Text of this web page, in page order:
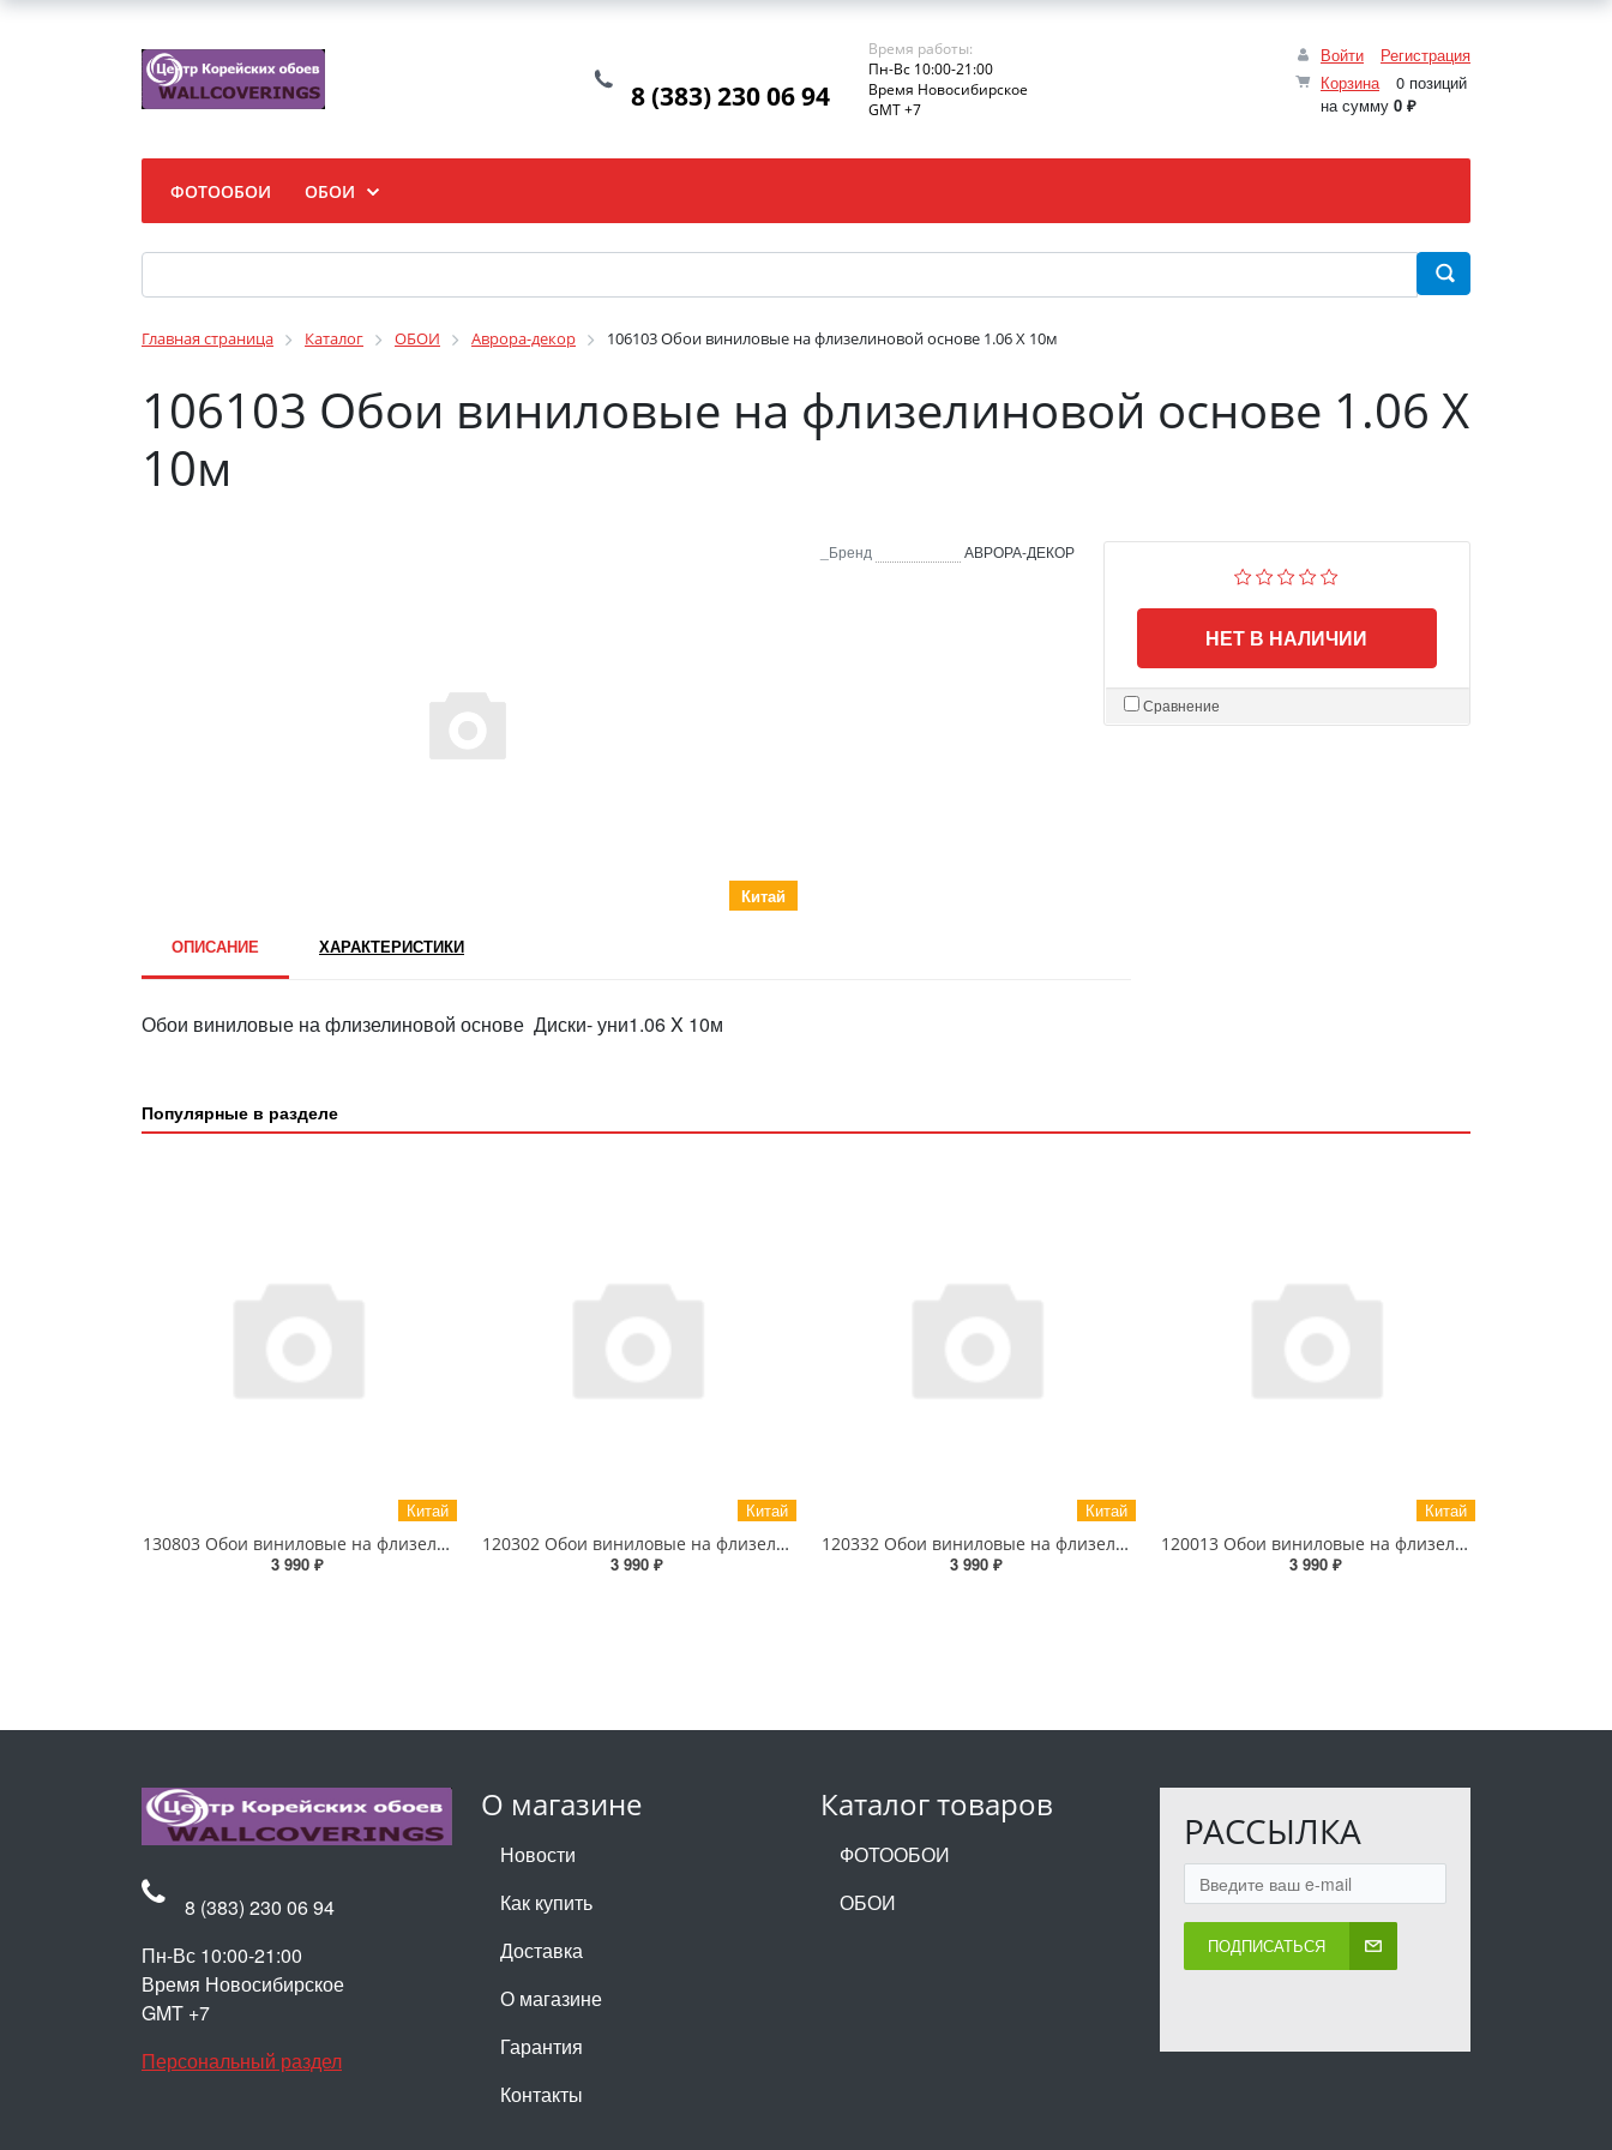
Войти
Регистрация
Корзина
0 позиций
на сумму 0 ₽
8 (383) 230 06 94
Время работы:
Пн-Вс 10:00-21:00
Время Новосибирское
GMT +7
ФОТООБОИ ОБОИ
Главная страница Каталог ОБОИ Аврора-декор 106103 Обои виниловые на флизелиновой основе 1.06 X 10м
106103 Обои виниловые на флизелиновой основе 1.06 X
10м
Китай
_Бренд АВРОРА-ДЕКОР
НЕТ В НАЛИЧИИ
Сравнение
ОПИСАНИЕ ХАРАКТЕРИСТИКИ
Обои виниловые на флизелиновой основе Диски- уни1.06 X 10м
Популярные в разделе
Китай
130803 Обои виниловые на флизелиновой основе 1.06 X 10м
3 990 ₽
Китай
120302 Обои виниловые на флизелиновой основе 1.06 X 10м
3 990 ₽
Китай
120332 Обои виниловые на флизелиновой основе 1.06 X 10м
3 990 ₽
Китай
120013 Обои виниловые на флизелиновой основе 1.06 X 10м
3 990 ₽
О магазине
Новости
Как купить
Доставка
О магазине
Гарантия
Контакты
Каталог товаров
ФОТООБОИ
ОБОИ
РАССЫЛКА
ПОДПИСАТЬСЯ
8 (383) 230 06 94
Пн-Вс 10:00-21:00
Время Новосибирское
GMT +7
Персональный раздел